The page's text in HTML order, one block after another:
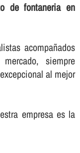
de fontaneria en
acompañados
siempre
al mejor
empresa es la